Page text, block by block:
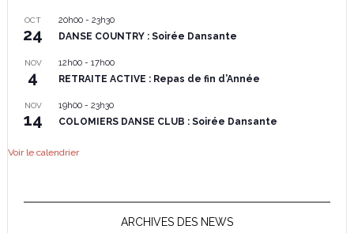
OCT
24
20h00- 23h30
DANSE COUNTRY : Soirée Dansante
NOV
4
12h00- 17h00
RETRAITE ACTIVE : Repas de fin d’Année
NOV
14
19h00- 23h30
COLOMIERS DANSE CLUB : Soirée Dansante
Voir le calendrier
ARCHIVES DES NEWS